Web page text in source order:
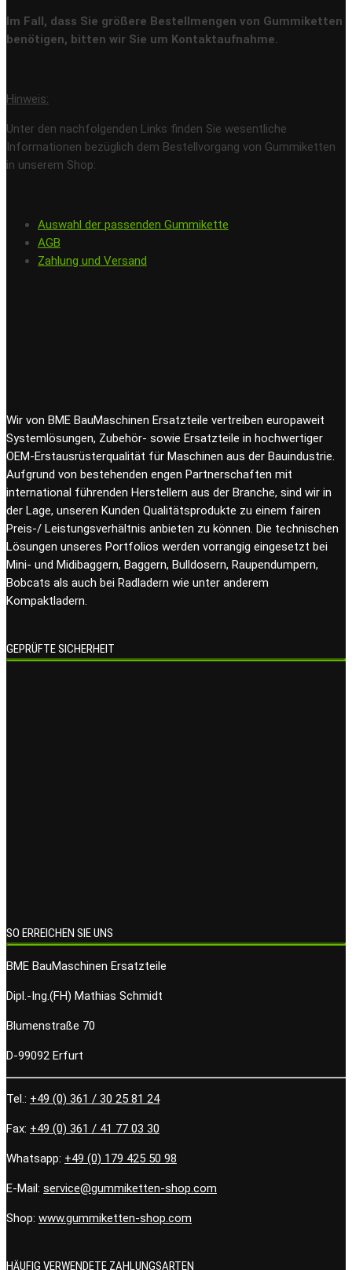
Im Fall, dass Sie größere Bestellmengen von Gummiketten
benötigen, bitten wir Sie um Kontaktaufnahme.
Hinweis:
Unter den nachfolgenden Links finden Sie wesentliche
Informationen bezüglich dem Bestellvorgang von Gummiketten
in unserem Shop:
Auswahl der passenden Gummikette
AGB
Zahlung und Versand
Wir von BME BauMaschinen Ersatzteile vertreiben europaweit
Systemlösungen, Zubehör- sowie Ersatzteile in hochwertiger
OEM-Erstausrüsterqualität für Maschinen aus der Bauindustrie.
Aufgrund von bestehenden engen Partnerschaften mit
international führenden Herstellern aus der Branche, sind wir in
der Lage, unseren Kunden Qualitätsprodukte zu einem fairen
Preis-/ Leistungsverhältnis anbieten zu können. Die technischen
Lösungen unseres Portfolios werden vorrangig eingesetzt bei
Mini- und Midibaggern, Baggern, Bulldosern, Raupendumpern,
Bobcats als auch bei Radladern wie unter anderem
Kompaktladern.
GEPRÜFTE SICHERHEIT
SO ERREICHEN SIE UNS
BME BauMaschinen Ersatzteile
Dipl.-Ing.(FH) Mathias Schmidt
Blumenstraße 70
D-99092 Erfurt
Tel.: +49 (0) 361 / 30 25 81 24
Fax: +49 (0) 361 / 41 77 03 30
Whatsapp: +49 (0) 179 425 50 98
E-Mail: service@gummiketten-shop.com
Shop: www.gummiketten-shop.com
HÄUFIG VERWENDETE ZAHLUNGSARTEN